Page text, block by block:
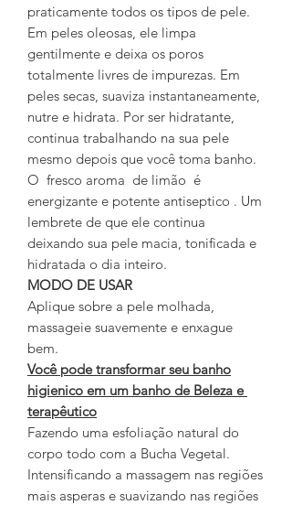
praticamente todos os tipos de pele.
Em peles oleosas, ele limpa
gentilmente e deixa os poros
totalmente livres de impurezas. Em
peles secas, suaviza instantaneamente,
nutre e hidrata. Por ser hidratante,
continua trabalhando na sua pele
mesmo depois que você toma banho.
O fresco aroma de limão é
energizante e potente antiseptico . Um
lembrete de que ele continua
deixando sua pele macia, tonificada e
hidratada o dia inteiro.
MODO DE USAR
Aplique sobre a pele molhada,
massageie suavemente e enxague
bem.
Você pode transformar seu banho
higienico em um banho de Beleza e
terapêutico
Fazendo uma esfoliação natural do
corpo todo com a Bucha Vegetal.
Intensificando a massagem nas regiões
mais asperas e suavizando nas regiões